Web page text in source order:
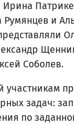
и
Соболев.
участникам
задач:
по